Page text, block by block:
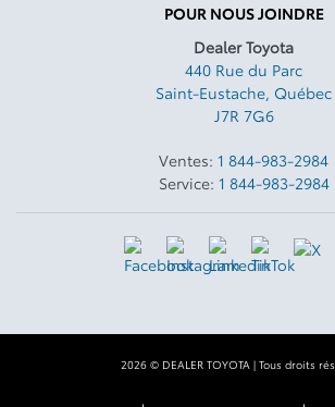
POUR NOUS JOINDRE
Dealer Toyota
440 Rue du Parc
Saint-Eustache, Québec
J7R 7G6
Ventes: 1 844-983-2984
Service: 1 844-983-2984
2026 © DEALER TOYOTA | Tous droits